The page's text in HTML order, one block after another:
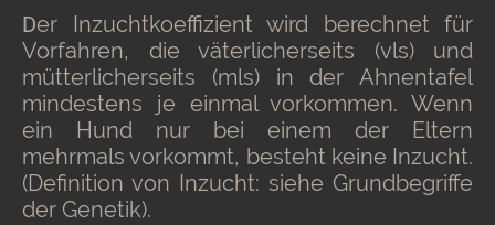
Der Inzuchtkoeffizient wird berechnet für
Vorfahren, die väterlicherseits (vls) und
mütterlicherseits (mls) in der Ahnentafel
mindestens je einmal vorkommen. Wenn
ein Hund nur bei einem der Eltern
mehrmals vorkommt, besteht keine Inzucht.
(Definition von Inzucht: siehe Grundbegriffe
der Genetik).